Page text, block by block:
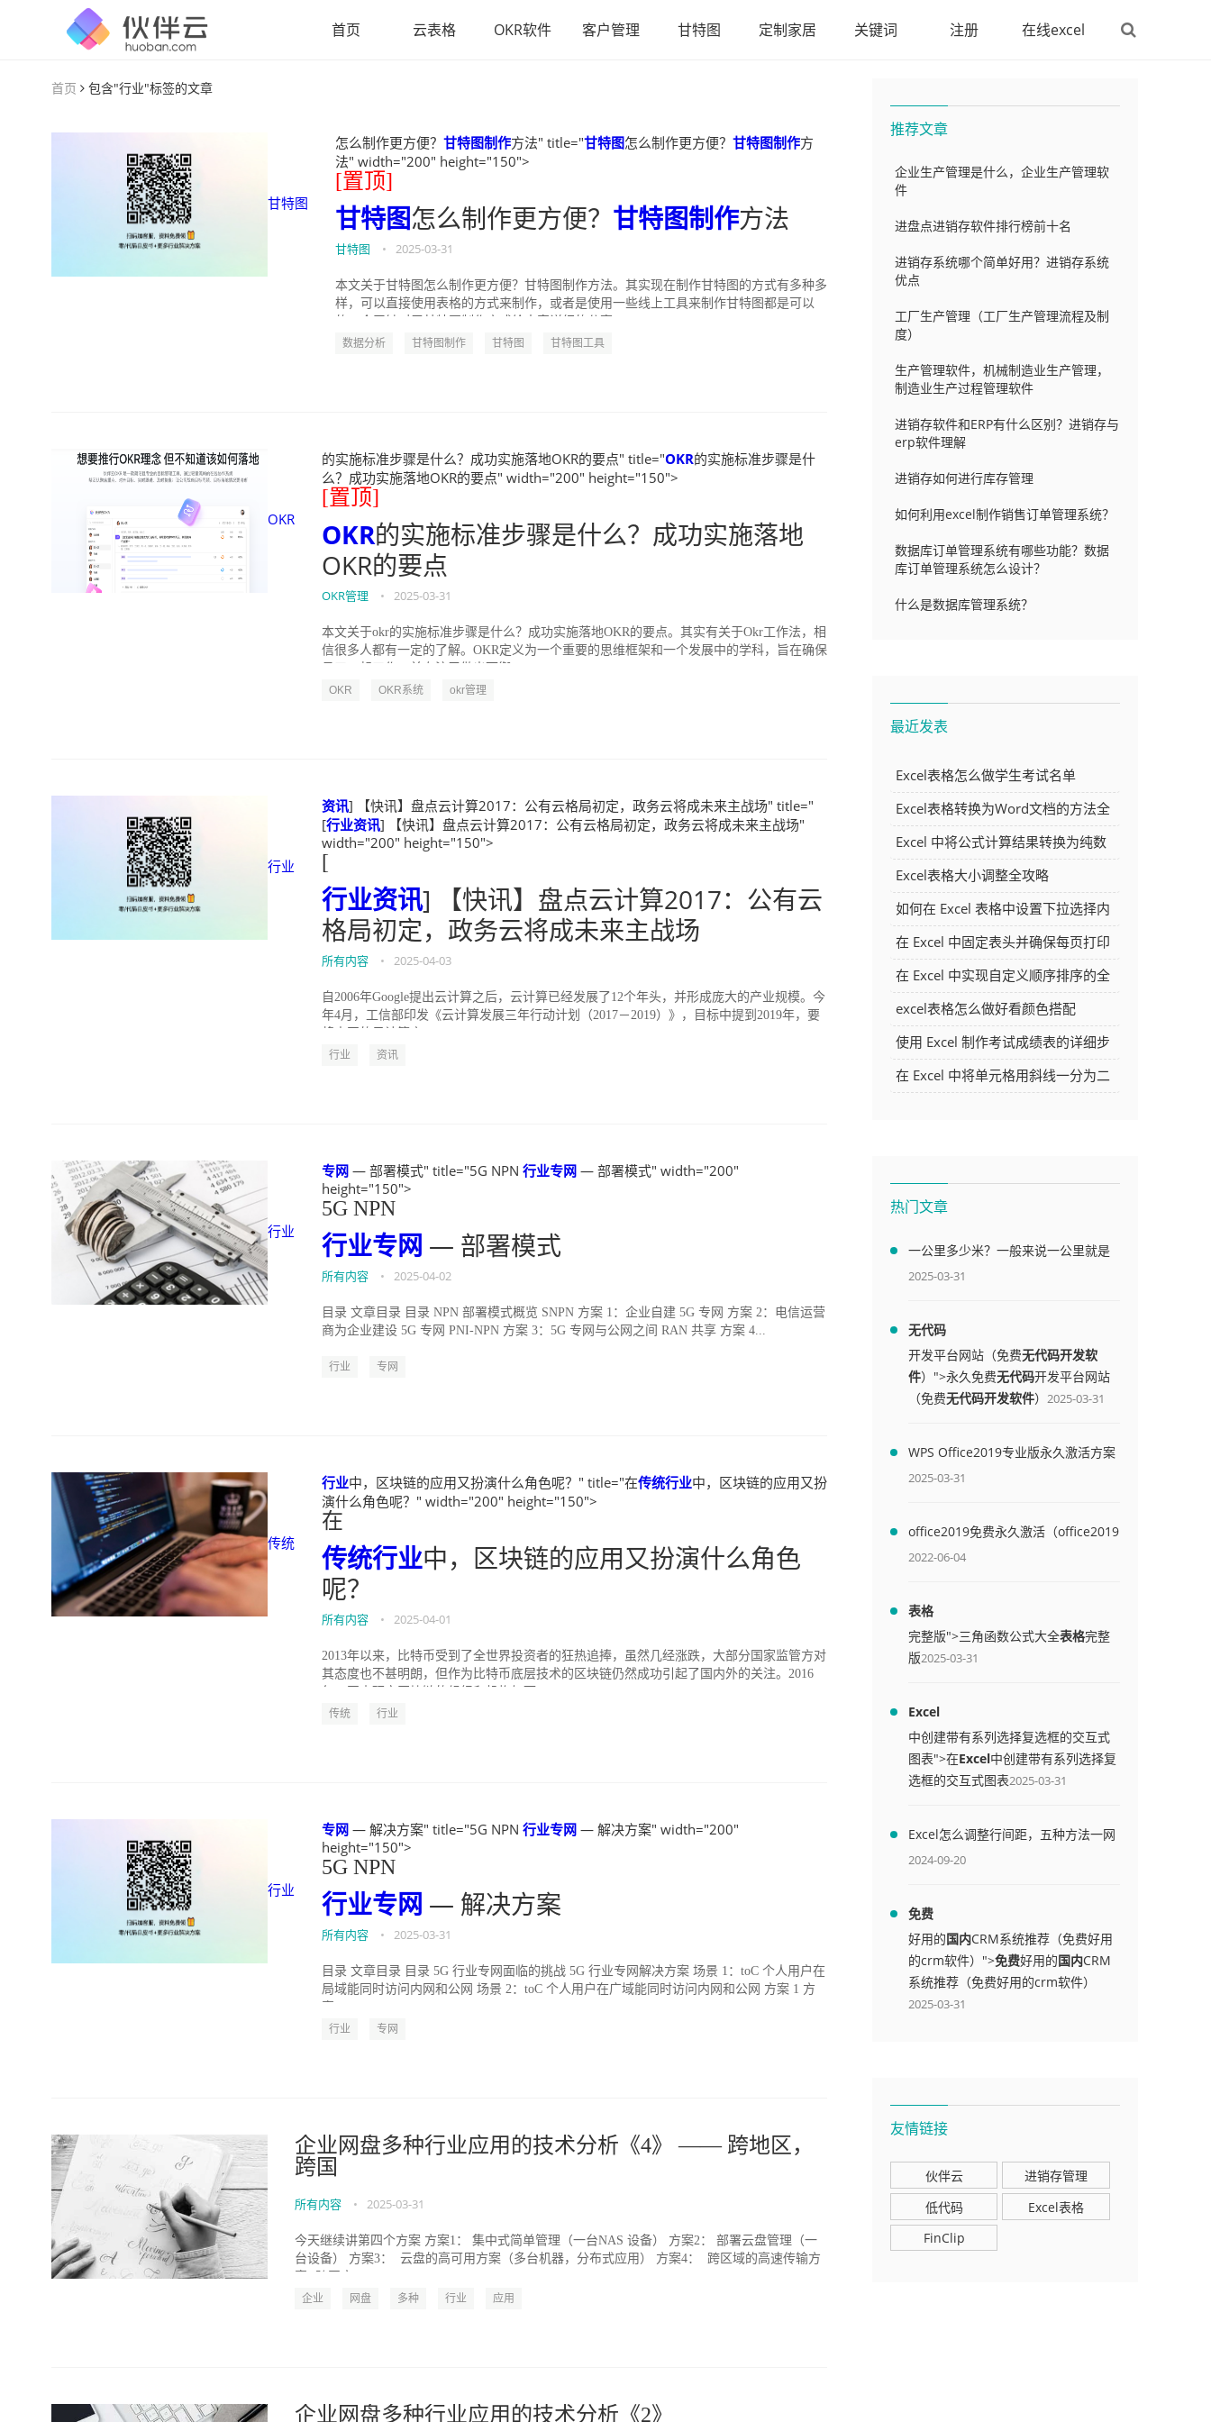
首页 云表格 OKR软件 客户管理 甘特图 定制家居 关键词 注册 在线excel
首页 包含"行业"标签的文章
甘特图
怎么制作更方便？ 甘特图制作方法" title="甘特图怎么制作更方便？ 甘特图制作方
法" width="200" height="150">
[置顶]
甘特图怎么制作更方便？ 甘特图制作方法
甘特图 • 2025-03-31
本文关于甘特图怎么制作更方便？甘特图制作方法。其实现在制作甘特图的方式有多种多
样，可以直接使用表格的方式来制作，或者是使用一些线上工具来制作甘特图都是可以
数据分析 甘特图制作 甘特图 甘特图工具
OKR
的实施标准步骤是什么？成功实施落地OKR的要点" title="OKR的实施标准步骤是什
么？成功实施落地OKR的要点" width="200" height="150">
[置顶]
OKR的实施标准步骤是什么？成功实施落地
OKR的要点
OKR管理 • 2025-03-31
本文关于okr的实施标准步骤是什么？成功实施落地OKR的要点。其实有关于Okr工作法，相
信很多人都有一定的了解。OKR定义为一个重要的思维框架和一个发展中的学科，旨在确保
OKR OKR系统 okr管理
行业
资讯] 【快讯】盘点云计算2017：公有云格局初定，政务云将成未来主战场" title="
[行业资讯] 【快讯】盘点云计算2017：公有云格局初定，政务云将成未来主战场"
width="200" height="150">
[
行业资讯] 【快讯】盘点云计算2017：公有云
格局初定，政务云将成未来主战场
所有内容 • 2025-04-03
自2006年Google提出云计算之后，云计算已经发展了12个年头，并形成庞大的产业规模。今
年4月，工信部印发《云计算发展三年行动计划（2017－2019）》，目标中提到2019年，要
行业 资讯
行业
专网 — 部署模式" title="5G NPN 行业专网 — 部署模式" width="200"
height="150">
5G NPN
行业专网 — 部署模式
所有内容 • 2025-04-02
目录 文章目录 目录 NPN 部署模式概览 SNPN 方案 1：企业自建 5G 专网 方案 2：电信运营
商为企业建设 5G 专网 PNI-NPN 方案 3：5G 专网与公网之间 RAN 共享 方案 4...
行业 专网
传统
行业中，区块链的应用又扮演什么角色呢？" title="在传统行业中，区块链的应用又扮
演什么角色呢？" width="200" height="150">
在
传统行业中，区块链的应用又扮演什么角色
呢？
所有内容 • 2025-04-01
2013年以来，比特币受到了全世界投资者的狂热追捧，虽然几经涨跌，大部分国家监管方对
其态度也不甚明朗，但作为比特币底层技术的区块链仍然成功引起了国内外的关注。2016
传统 行业
行业
专网 — 解决方案" title="5G NPN 行业专网 — 解决方案" width="200"
height="150">
5G NPN
行业专网 — 解决方案
所有内容 • 2025-03-31
目录 文章目录 目录 5G 行业专网面临的挑战 5G 行业专网解决方案 场景 1：toC 个人用户在
局域能同时访问内网和公网 场景 2：toC 个人用户在广域能同时访问内网和公网 方案 1 方
行业 专网
企业网盘多种行业应用的技术分析《4》 —— 跨地区，
跨国
所有内容 • 2025-03-31
今天继续讲第四个方案 方案1： 集中式简单管理（一台NAS 设备） 方案2： 部署云盘管理（一
台设备） 方案3： 云盘的高可用方案（多台机器，分布式应用） 方案4： 跨区域的高速传输方
企业 网盘 多种 行业 应用
企业网盘多种行业应用的技术分析《2》
推荐文章
企业生产管理是什么，企业生产管理软
件
进盘点进销存软件排行榜前十名
进销存系统哪个简单好用？进销存系统
优点
工厂生产管理（工厂生产管理流程及制
度）
生产管理软件，机械制造业生产管理，
制造业生产过程管理软件
进销存软件和ERP有什么区别？进销存与
erp软件理解
进销存如何进行库存管理
如何利用excel制作销售订单管理系统？
数据库订单管理系统有哪些功能？数据
库订单管理系统怎么设计？
什么是数据库管理系统？
最近发表
Excel表格怎么做学生考试名单
Excel表格转换为Word文档的方法全
解析
Excel 中将公式计算结果转换为纯数
字的多种方法
Excel表格大小调整全攻略
如何在 Excel 表格中设置下拉选择内
容
在 Excel 中固定表头并确保每页打印
时都显示表头的方法详解
在 Excel 中实现自定义顺序排序的全
面指南
excel表格怎么做好看颜色搭配
使用 Excel 制作考试成绩表的详细步
骤及技巧
在 Excel 中将单元格用斜线一分为二
热门文章
一公里多少米？一般来说一公里就是
1000米
2025-03-31
无代码
开发平台网站（免费无代码开发软
件）">永久免费无代码开发平台网站
（免费无代码开发软件） 2025-03-31
WPS Office2019专业版永久激活方案
(附终身授权序列号)
2025-03-31
office2019免费永久激活（office2019
免费永久激活码）
2022-06-04
表格
完整版">三角函数公式大全表格完整
版2025-03-31
Excel
中创建带有系列选择复选框的交互式
图表">在Excel中创建带有系列选择复
选框的交互式图表2025-03-31
Excel怎么调整行间距，五种方法一网
打尽
2024-09-20
免费
好用的国内CRM系统推荐（免费好用
的crm软件）">免费好用的国内CRM
系统推荐（免费好用的crm软件）
2025-03-31
友情链接
伙伴云
进销存管理
低代码
Excel表格
FinClip